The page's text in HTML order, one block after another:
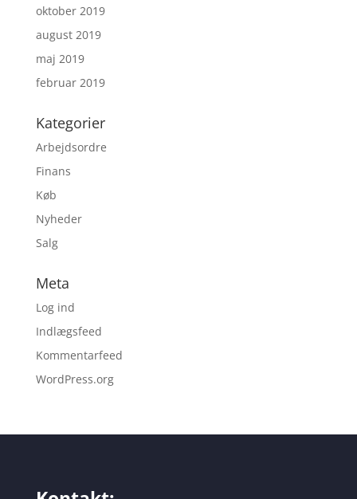
oktober 2019
august 2019
maj 2019
februar 2019
Kategorier
Arbejdsordre
Finans
Køb
Nyheder
Salg
Meta
Log ind
Indlægsfeed
Kommentarfeed
WordPress.org